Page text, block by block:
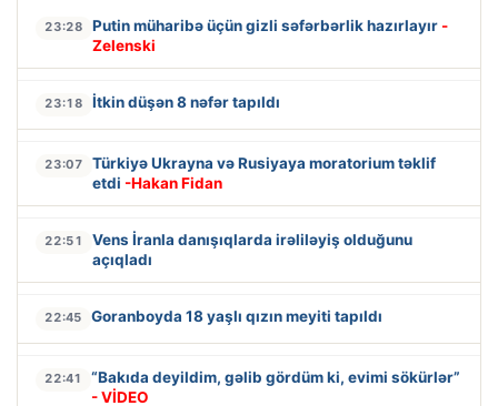
23:28 Putin müharibə üçün gizli səfərbərlik hazırlayır -
Zelenski
23:18 İtkin düşən 8 nəfər tapıldı
23:07
Türkiyə Ukrayna və Rusiyaya moratorium təklif
etdi -Hakan Fidan
22:51
Vens İranla danışıqlarda irəliləyiş olduğunu
açıqladı
22:45 Goranboyda 18 yaşlı qızın meyiti tapıldı
22:41
“Bakıda deyildim, gəlib gördüm ki, evimi sökürlər”
- VİDEO